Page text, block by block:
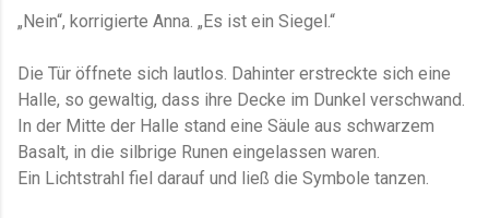
„Nein“, korrigierte Anna. „Es ist ein Siegel.“
Die Tür öffnete sich lautlos. Dahinter erstreckte sich eine
Halle, so gewaltig, dass ihre Decke im Dunkel verschwand.
In der Mitte der Halle stand eine Säule aus schwarzem
Basalt, in die silbrige Runen eingelassen waren.
Ein Lichtstrahl fiel darauf und ließ die Symbole tanzen.